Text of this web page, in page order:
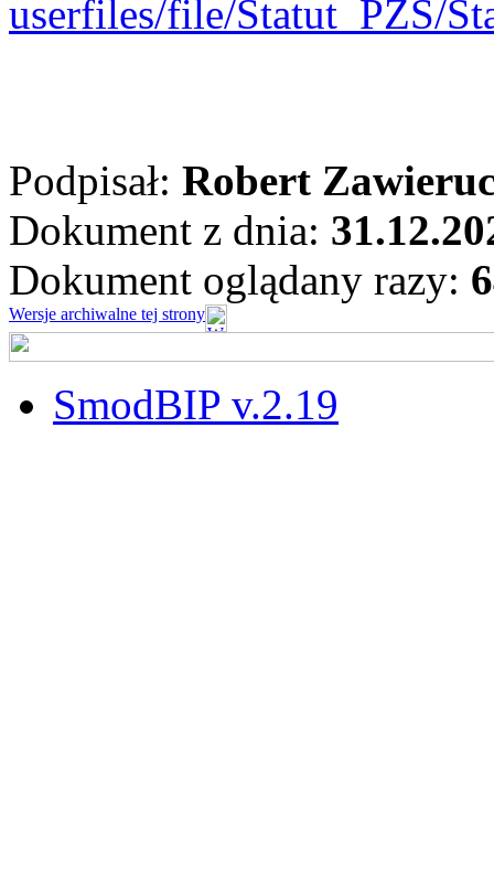
userfiles/file/Statut_PZS/
Podpisał: Robert
Dokument z dnia:
Dokument oglądany razy:
Wersje archiwalne tej strony
SmodBIP v.2.19